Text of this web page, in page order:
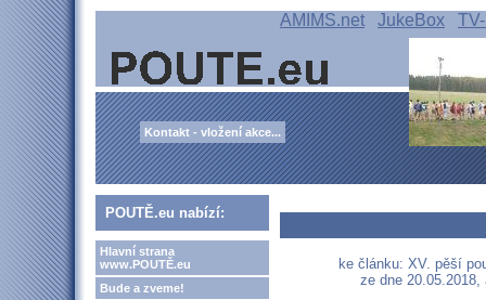
AMIMS.net JukeBox
Kontakt - vložení akce...
POUTĚ.eu nabízí:
Hlavní strana
www.POUTĚ.eu
Bude a zveme!
ke článku: XV. pěší
ze dne